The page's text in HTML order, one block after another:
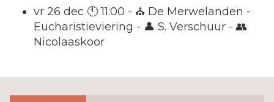
vr 26 dec 🕚 11:00 - ⛪ De Merwelanden -
Eucharistieviering - 👤 S. Verschuur - 👥
Nicolaaskoor